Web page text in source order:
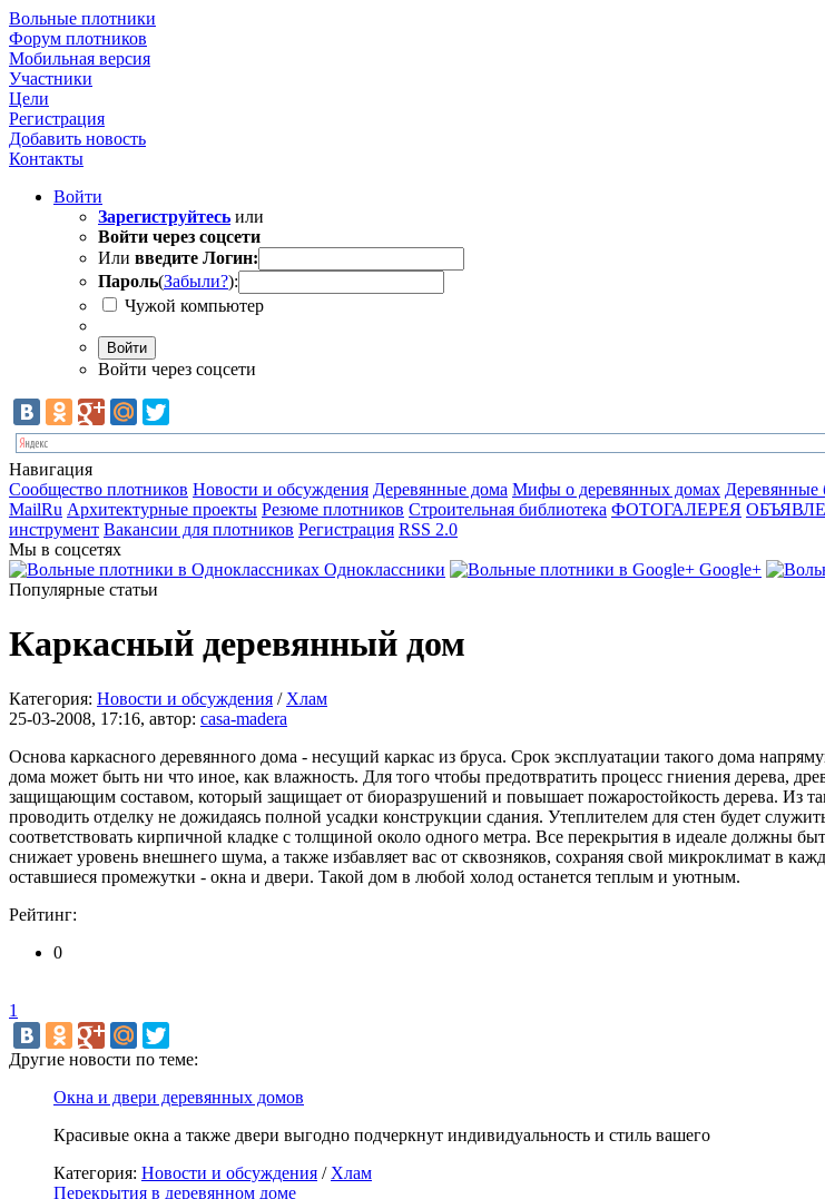
Вольные плотники
Форум плотников
Мобильная версия
Участники
Цели
Регистрация
Добавить новость
Контакты
Войти
Зарегиструйтесь или
Войти через соцсети
Или введите Логин:
Пароль(Забыли?):
Чужой компьютер
Войти
Войти через соцсети
Навигация
Сообщество плотников Новости и обсуждения Деревянные дома Мифы о деревянных домах Деревянные
MailRu Архитектурные проекты Резюме плотников Строительная библиотека ФОТОГАЛЕРЕЯ
инструмент Вакансии для плотников Регистрация RSS 2.0
Мы в соцсетях
Одноклассники
Google+
Популярные статьи
Каркасный деревянный дом
Категория: Новости и обсуждения / Хлам
25-03-2008, 17:16, автор: casa-madera
Основа каркасного деревянного дома - несущий каркас из бруса. Срок эксплуатации такого дома
дома может быть ни что иное, как влажность. Для того чтобы предотвратить процесс гниения дерева,
защищающим составом, который защищает от биоразрушений и повышает пожаростойкость дерева. Из
проводить отделку не дожидаясь полной усадки конструкции сдания. Утеплителем для стен будет
соответствовать кирпичной кладке с толщиной около одного метра. Все перекрытия в идеале
снижает уровень внешнего шума, а также избавляет вас от сквозняков, сохраняя свой микроклимат в
оставшиеся промежутки - окна и двери. Такой дом в любой холод останется теплым и уютным.
Рейтинг:
0
1
Другие новости по теме:
Окна и двери деревянных домов
Красивые окна а также двери выгодно подчеркнут индивидуальность и стиль вашего
Категория: Новости и обсуждения / Хлам
Перекрытия в деревянном доме